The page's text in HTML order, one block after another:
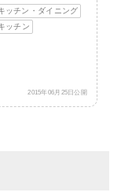
ッチン・ダイニング
ッチン
2015年06月25日公開